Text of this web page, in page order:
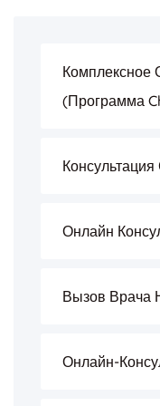
Комплексное
(программа
Онлайн
Вызов Врача
Онлайн-